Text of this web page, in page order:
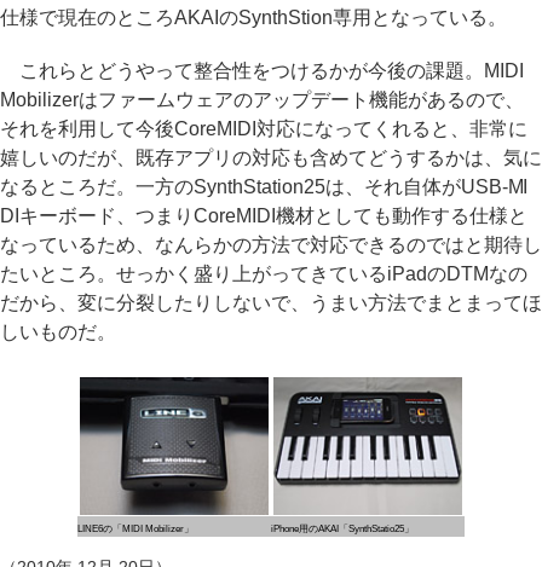
仕様で現在のところAKAIのSynthStion専用となっている。
これらとどうやって整合性をつけるかが今後の課題。MIDI
Mobilizerはファームウェアのアップデート機能があるので、
それを利用して今後CoreMIDI対応になってくれると、非常に
嬉しいのだが、既存アプリの対応も含めてどうするかは、気に
なるところだ。一方のSynthStation25は、それ自体がUSB-MI
DIキーボード、つまりCoreMIDI機材としても動作する仕様と
なっているため、なんらかの方法で対応できるのではと期待し
たいところ。せっかく盛り上がってきているiPadのDTMなの
だから、変に分裂したりしないで、うまい方法でまとまってほ
しいものだ。
LINE6の「MIDI Mobilizer」 iPhone用のAKAI「SynthStatio25」